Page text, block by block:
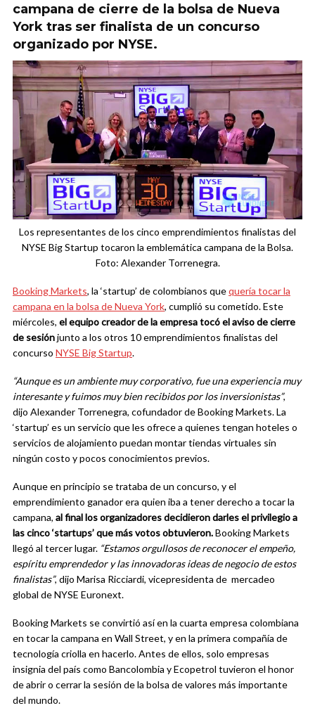
campana de cierre de la bolsa de Nueva
York tras ser finalista de un concurso
organizado por NYSE.
Los representantes de los cinco emprendimientos finalistas del
NYSE Big Startup tocaron la emblemática campana de la Bolsa.
Foto: Alexander Torrenegra.
Booking Markets, la ‘startup’ de colombianos quequería tocar la
campana en la bolsa de Nueva York, cumplió su cometido. Este
miércoles, el equipo creador de la empresa tocó el aviso de cierre
de sesiónjunto a los otros 10 emprendimientos finalistas del
concurso NYSE Big Startup.
“Aunque es un ambiente muy corporativo, fue una experiencia muy
interesante y fuimos muy bien recibidos por los inversionistas”,
dijo Alexander Torrenegra, cofundador de Booking Markets. La
‘startup’ es un servicio que les ofrece a quienes tengan hoteles o
servicios de alojamiento puedan montar tiendas virtuales sin
ningún costo y pocos conocimientos previos.
Aunque en principio se trataba de un concurso, y el
emprendimiento ganador era quien iba a tener derecho a tocar la
campana, al final los organizadores decidieron darles el privilegio a
las cinco ‘startups’ que más votos obtuvieron.Booking Markets
llegó al tercer lugar. “Estamos orgullosos de reconocer el empeño,
espíritu emprendedor y las innovadoras ideas de negocio de estos
finalistas”, dijo Marisa Ricciardi, vicepresidenta de mercadeo
global de NYSE Euronext.
Booking Markets se convirtió así en la cuarta empresa colombiana
en tocar la campana en Wall Street, y en la primera compañía de
tecnología criolla en hacerlo. Antes de ellos, solo empresas
insignia del país como Bancolombia y Ecopetrol tuvieron el honor
de abrir o cerrar la sesión de la bolsa de valores más importante
del mundo.